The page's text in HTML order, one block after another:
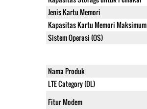
Jenis Kartu Memori
Kapasitas Kartu Memori Maksimum
Sistem Operasi (OS)
Nama Produk
LTE Category (DL)
Fitur Modem